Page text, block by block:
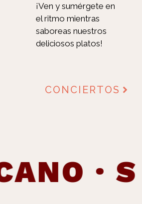
¡Ven y sumérgete en
el ritmo mientras
saboreas nuestros
deliciosos platos!
CONCIERTOS
·